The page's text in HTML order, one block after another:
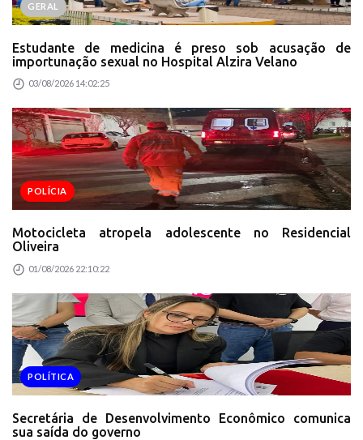
GERAL
Estudante de medicina é preso sob acusação de
importunação sexual no Hospital Alzira Velano
03/08/2026 14:02:25
POLÍCIA
Motocicleta atropela adolescente no Residencial
Oliveira
01/08/2026 22:10:22
POLÍTICA
Secretária de Desenvolvimento Econômico comunica
sua saída do governo